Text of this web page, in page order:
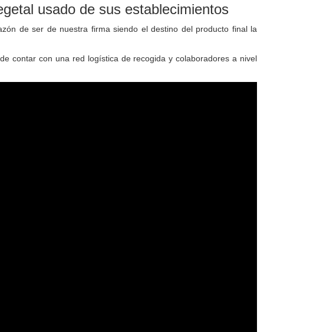
usado de sus establecimientos
de ser de nuestra firma siendo el destino del producto final la
con una red logística de recogida y colaboradores a nivel